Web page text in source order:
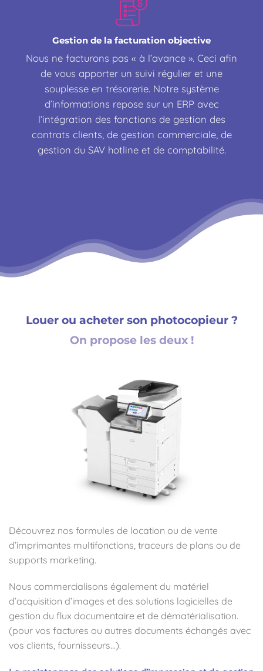
Gestion de la facturation objective
Nous ne facturons pas « à l’avance ». Ceci afin
de vous apporter un suivi régulier et une
souplesse en trésorerie. Notre système
d’informations repose sur un ERP avec
l’intégration des fonctions de gestion des
contrats clients, de gestion commerciale, de
gestion du SAV hotline et de comptabilité.
Louer ou acheter son photocopieur ?
On propose les deux !
Découvrez nos formules de location ou de vente
d’imprimantes multifonctions, traceurs de plans ou de
supports marketing.
Nous commercialisons également du matériel
d’acquisition d’images et des solutions logicielles de
gestion du flux documentaire et de dématérialisation.
(pour vos factures ou autres documents échangés avec
vos clients, fournisseurs…).